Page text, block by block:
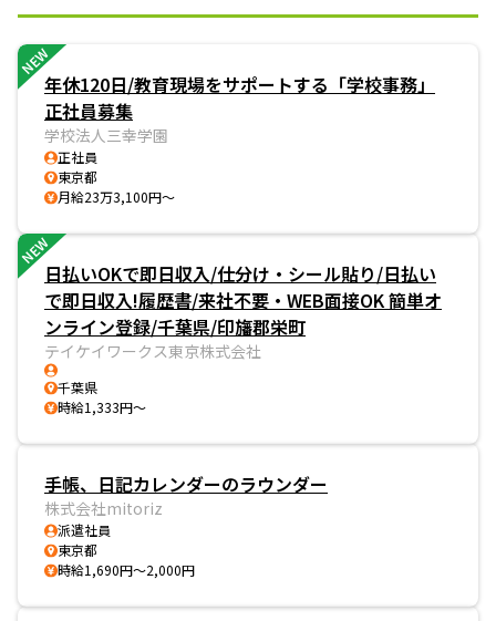
NEW
年休120日/教育現場をサポートする「学校事務」
正社員募集
学校法人三幸学園
正社員
東京都
月給23万3,100円～
NEW
日払いOKで即日収入/仕分け・シール貼り/日払い
で即日収入!履歴書/来社不要・WEB面接OK 簡単オ
ンライン登録/千葉県/印旛郡栄町
テイケイワークス東京株式会社
千葉県
時給1,333円～
手帳、日記カレンダーのラウンダー
株式会社mitoriz
派遣社員
東京都
時給1,690円～2,000円